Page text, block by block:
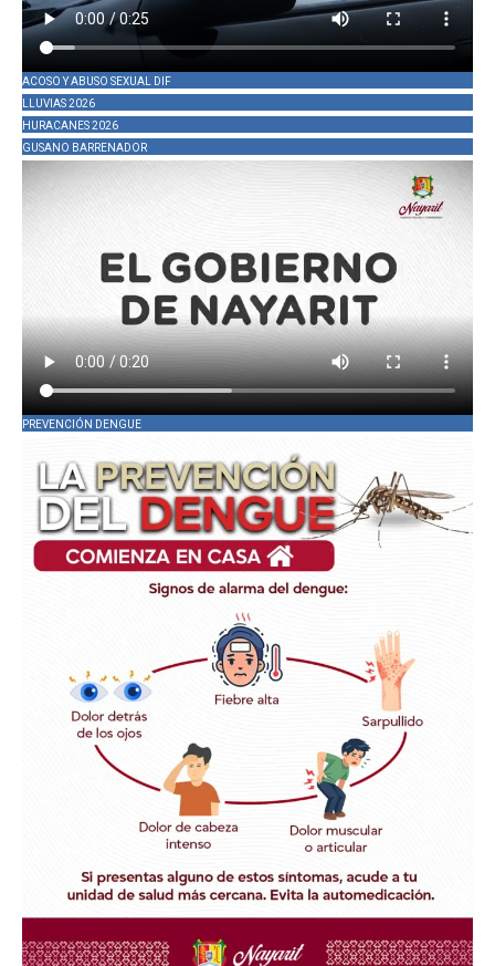
ACOSO Y ABUSO SEXUAL DIF
LLUVIAS 2026
HURACANES 2026
GUSANO BARRENADOR
PREVENCIÓN DENGUE